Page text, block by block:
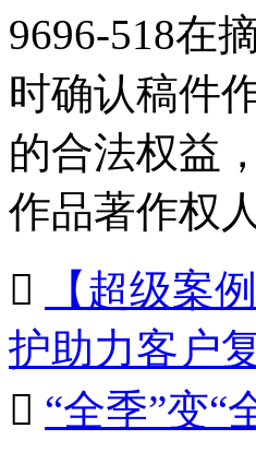
9696-518在
时确认稿件
的合法权益
作品著作权

【超级案
护助力客户
 “全季”变“